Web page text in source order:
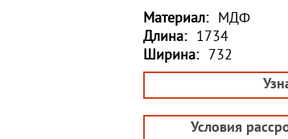
Материал: МДФ
Длина: 1734
Ширина: 732
Условия